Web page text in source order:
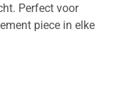
Perfect voor
piece in elke